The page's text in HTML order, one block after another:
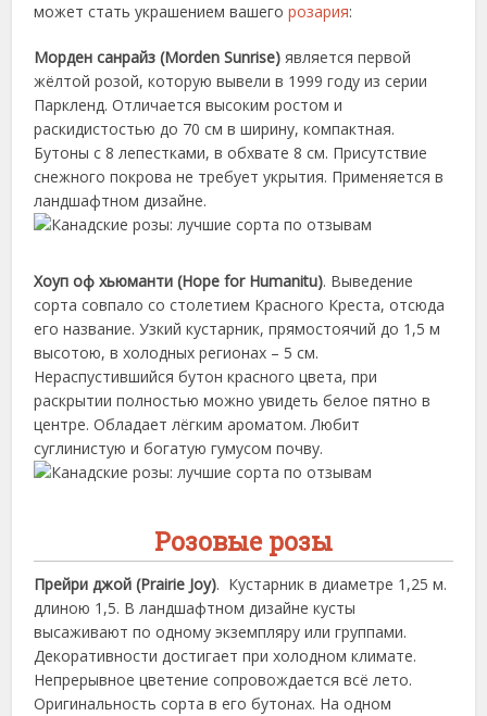
может стать украшением вашегорозария:
Морден санрайз (Morden Sunrise) является первой
жёлтой розой, которую вывели в 1999 году из серии
Паркленд. Отличается высоким ростом и
раскидистостью до 70 см в ширину, компактная.
Бутоны с 8 лепестками, в обхвате 8 см. Присутствие
снежного покрова не требует укрытия. Применяется в
ландшафтном дизайне.
Хоуп оф хьюманти (Hope for Humanitu). Выведение
сорта совпало со столетием Красного Креста, отсюда
его название. Узкий кустарник, прямостоячий до 1,5 м
высотою, в холодных регионах – 5 см.
Нераспустившийся бутон красного цвета, при
раскрытии полностью можно увидеть белое пятно в
центре. Обладает лёгким ароматом. Любит
суглинистую и богатую гумусом почву.
Розовые розы
Прейри джой (Prairie Joy). Кустарник в диаметре 1,25 м.
длиною 1,5. В ландшафтном дизайне кусты
высаживают по одному экземпляру или группами.
Декоративности достигает при холодном климате.
Непрерывное цветение сопровождается всё лето.
Оригинальность сорта в его бутонах. На одном